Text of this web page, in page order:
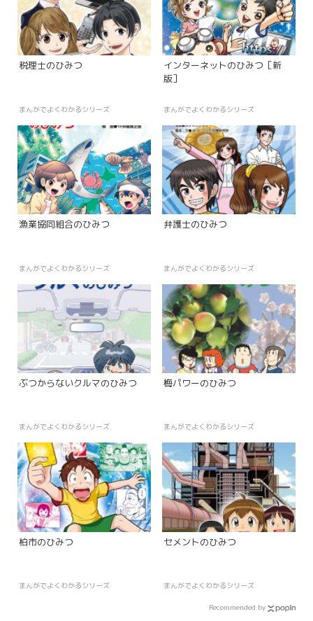
税理士のひみつ
まんがでよくわかるシリーズ
インターネットのひみつ［新
版］
まんがでよくわかるシリーズ
漁業協同組合のひみつ
まんがでよくわかるシリーズ
弁護士のひみつ
まんがでよくわかるシリーズ
ぶつからないクルマのひみつ
まんがでよくわかるシリーズ
梅パワーのひみつ
まんがでよくわかるシリーズ
柏市のひみつ
まんがでよくわかるシリーズ
セメントのひみつ
まんがでよくわかるシリーズ
Recommended by